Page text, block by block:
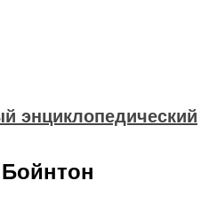
энциклопедический